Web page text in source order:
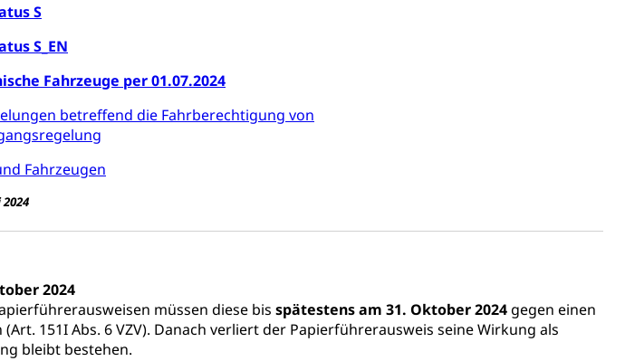
S
S_EN
Fahrzeuge per 01.07.2024
betreffend die Fahrberechtigung von
Fahrzeugen
2024
2024
müssen diese bis spätestens am 31. Oktober 2024 gegen einen
151I Abs. 6 VZV). Danach verliert der Papierführerausweis seine Wirkung als
bleibt bestehen.